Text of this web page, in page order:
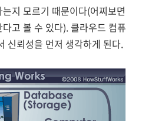
지 모르기 때문이다(어찌보면
고 볼 수 있다). 클라우드 컴퓨
신뢰성을 먼저 생각하게 된다.